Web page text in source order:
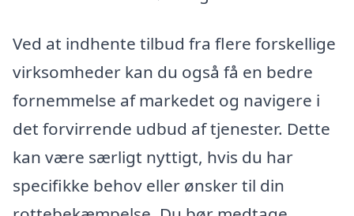
Ved at indhente tilbud fra flere forskellige
virksomheder kan du også få en bedre
fornemmelse af markedet og navigere i
det forvirrende udbud af tjenester. Dette
kan være særligt nyttigt, hvis du har
specifikke behov eller ønsker til din